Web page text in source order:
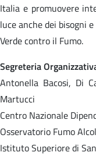
Italia e promuovere
luce anche dei bisogni
Verde contro il Fumo.
Segreteria
Antonella Bacosi, Di
Martucci
Centro Nazionale
Osservatorio Fumo
Istituto Superiore di